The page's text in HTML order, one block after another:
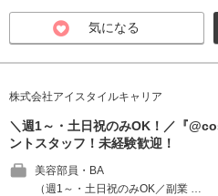
気になる
株式会社アイスタイルキャリア
＼週1～・土日祝のみOK！／『
ントスタッフ！未経験歓迎！
美容部員・BA
（週1～・土日祝のみOK／副業 …